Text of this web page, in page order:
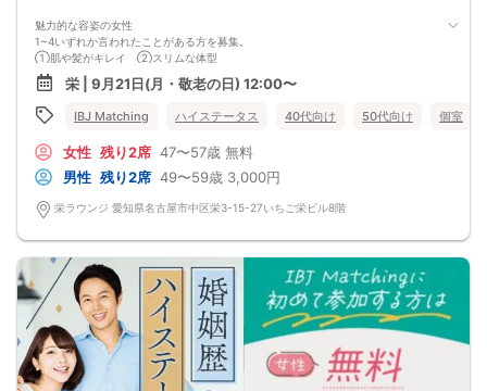
魅力的な容姿の女性
1~4いずれか言われたことがある方を募集。
①肌や髪がキレイ ②スリムな体型
③色気がある ④整った顔立ち
思わず自慢したくなる
素敵な出会いがあなたを待っています！
栄 | 9月21日(月・敬老の日) 12:00〜
IBJ Matching ハイステータス 40代向け 50代向け 個室
女性 残り2席 47〜57歳 無料
男性 残り2席 49〜59歳 3,000円
栄ラウンジ 愛知県名古屋市中区栄3-15-27いちご栄ビル8階